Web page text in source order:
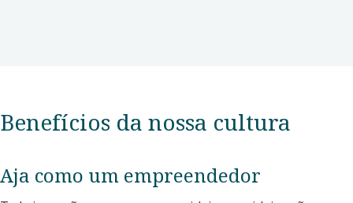
Benefícios da nossa cultura
Aja como um empreendedor​